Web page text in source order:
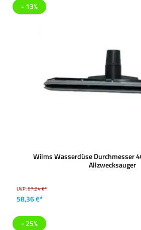
- 13%
Wilms Wasserdüse Durchmesser
Allzwecksauger
UVP:67,24 €*
58,36 €*
- 25%